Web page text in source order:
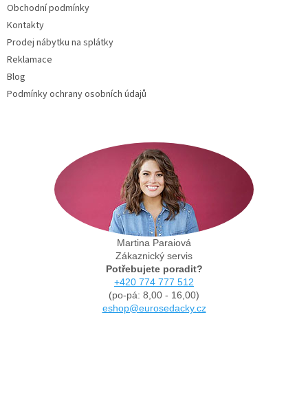
Obchodní podmínky
Kontakty
Prodej nábytku na splátky
Reklamace
Blog
Podmínky ochrany osobních údajů
Martina Paraiová
Zákaznický servis
Potřebujete poradit?
+420 774 777 512
(po-pá: 8,00 - 16,00)
eshop@eurosedacky.cz